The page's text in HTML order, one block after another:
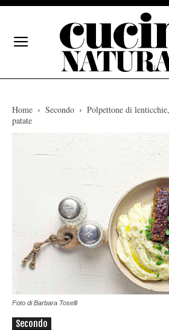
Home Secondo
Polpettone di
patate
Foto di Barbara Toselli
Secondo